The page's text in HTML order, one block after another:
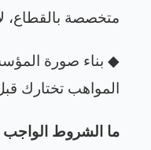
متخصصة بالقطاع،
◆ بناء صورة
المواهب تختارك
ما الشروط الواجب